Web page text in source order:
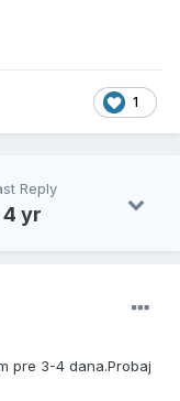
1
Reply
4 yr
pre 3-4 dana.Probaj